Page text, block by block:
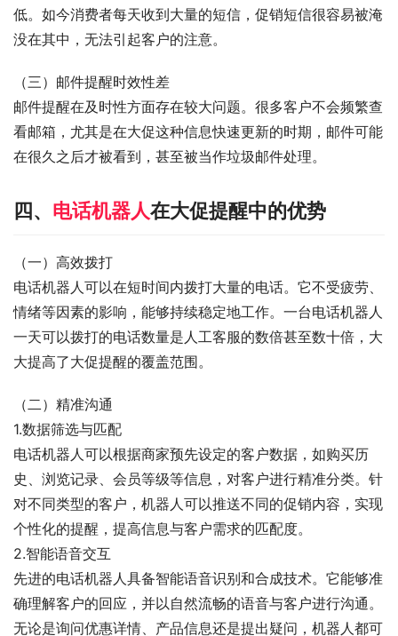
低。如今消费者每天收到大量的短信，促销短信很容易被淹
没在其中，无法引起客户的注意。
（三）邮件提醒时效性差
邮件提醒在及时性方面存在较大问题。很多客户不会频繁查
看邮箱，尤其是在大促这种信息快速更新的时期，邮件可能
在很久之后才被看到，甚至被当作垃圾邮件处理。
四、 电话机器人在大促提醒中的优势
（一）高效拨打
电话机器人可以在短时间内拨打大量的电话。它不受疲劳、
情绪等因素的影响，能够持续稳定地工作。一台电话机器人
一天可以拨打的电话数量是人工客服的数倍甚至数十倍，大
大提高了大促提醒的覆盖范围。
（二）精准沟通
1.数据筛选与匹配
电话机器人可以根据商家预先设定的客户数据，如购买历
史、浏览记录、会员等级等信息，对客户进行精准分类。针
对不同类型的客户，机器人可以推送不同的促销内容，实现
个性化的提醒，提高信息与客户需求的匹配度。
2.智能语音交互
先进的电话机器人具备智能语音识别和合成技术。它能够准
确理解客户的回应，并以自然流畅的语音与客户进行沟通。
无论是询问优惠详情、产品信息还是提出疑问，机器人都可